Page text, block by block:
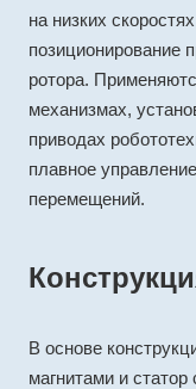
на низких
позиционирование
ротора.
механизмах,
приводах
плавное
перемещений.
В основе
магнитами и